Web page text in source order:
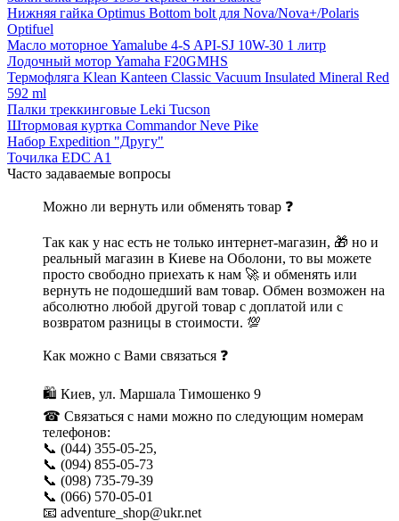
Нижняя гайка Optimus Bottom bolt для Nova/Nova+/Polaris
Optifuel
Масло моторное Yamalube 4-S API-SJ 10W-30 1 литр
Лодочный мотор Yamaha F20GMHS
Термофляга Klean Kanteen Classic Vacuum Insulated Mineral Red
592 ml
Палки треккинговые Leki Tucson
Штормовая куртка Commandor Neve Pike
Набор Expedition "Другу"
Точилка EDC A1
Часто задаваемые вопросы
Можно ли вернуть или обменять товар ❓
Так как у нас есть не только интернет-магазин, 🎁 но и
реальный магазин в Киеве на Оболони, то вы можете
просто свободно приехать к нам 🚀 и обменять или
вернуть не подошедший вам товар. Обмен возможен на
абсолютно любой другой товар с доплатой или с
возвратом разницы в стоимости. 💯
Как можно с Вами связаться ❓
🛍 Киев, ул. Маршала Тимошенко 9
☎ Связаться с нами можно по следующим номерам
телефонов:
📞 (044) 355-05-25,
📞 (094) 855-05-73
📞 (098) 735-79-39
📞 (066) 570-05-01
📧 adventure_shop@ukr.net